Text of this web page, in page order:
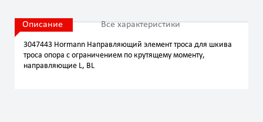
Описание Все характеристики
3047443 Hormann Направляющий элемент троса для шкива
троса опора с ограничением по крутящему моменту,
направляющие L, BL